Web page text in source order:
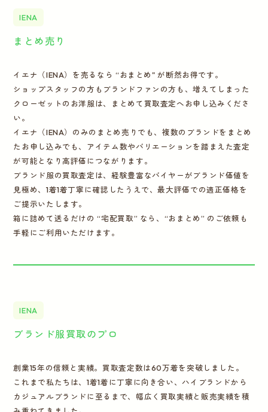
IENA
まとめ売り
イエナ（IENA）を売るなら “おまとめ" が断然お得です。
ショップスタッフの方もブランドファンの方も、増えてしまった
クローゼットのお洋服は、まとめて買取査定へお申し込みくださ
い。
イエナ（IENA）のみのまとめ売りでも、複数のブランドをまとめ
たお申し込みでも、アイテム数やバリエーションを踏まえた査定
が可能となり高評価につながります。
ブランド服の買取査定は、経験豊富なバイヤーがブランド価値を
見極め、1着1着丁寧に確認したうえで、最大評価での適正価格を
ご提示いたします。
箱に詰めて送るだけの “宅配買取” なら、“おまとめ” のご依頼も
手軽にご利用いただけます。
IENA
ブランド服買取のプロ
創業15年の信頼と実績。買取査定数は60万着を突破しました。
これまで私たちは、1着1着に丁寧に向き合い、ハイブランドから
カジュアルブランドに至るまで、幅広く買取実績と販売実績を積